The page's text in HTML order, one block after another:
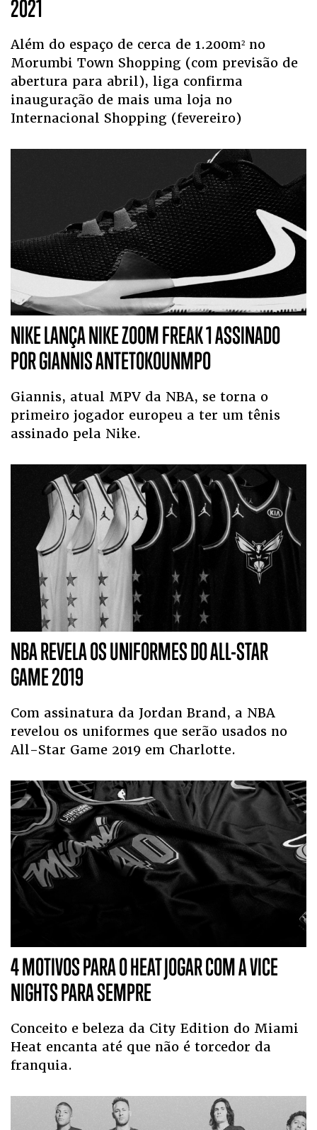
2021
Além do espaço de cerca de 1.200m² no
Morumbi Town Shopping (com previsão de
abertura para abril), liga confirma
inauguração de mais uma loja no
Internacional Shopping (fevereiro)
NIKE LANÇA NIKE ZOOM FREAK 1 ASSINADO
POR GIANNIS ANTETOKOUNMPO
Giannis, atual MPV da NBA, se torna o
primeiro jogador europeu a ter um tênis
assinado pela Nike.
NBA REVELA OS UNIFORMES DO ALL-STAR
GAME 2019
Com assinatura da Jordan Brand, a NBA
revelou os uniformes que serão usados no
All-Star Game 2019 em Charlotte.
4 MOTIVOS PARA O HEAT JOGAR COM A VICE
NIGHTS PARA SEMPRE
Conceito e beleza da City Edition do Miami
Heat encanta até que não é torcedor da
franquia.